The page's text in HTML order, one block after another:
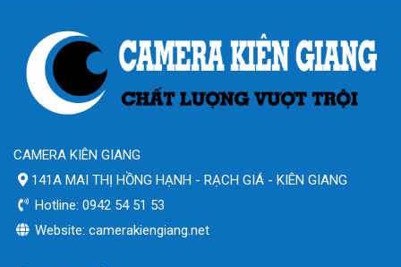
CAMERA KIÊN GIANG
141A MAI THỊ HỒNG HẠNH - RẠCH GIÁ - KIÊN GIANG
Hotline: 0942 54 51 53
Website: camerakiengiang.net